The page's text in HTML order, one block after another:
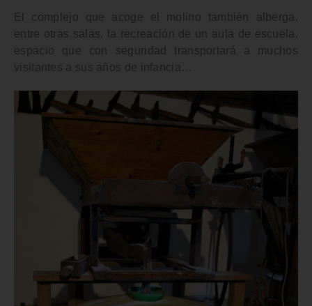
El complejo que acoge el molino también alberga,
entre otras salas, la recreación de un aula de escuela,
espacio que con seguridad transportará a muchos
visitantes a sus años de infancia…